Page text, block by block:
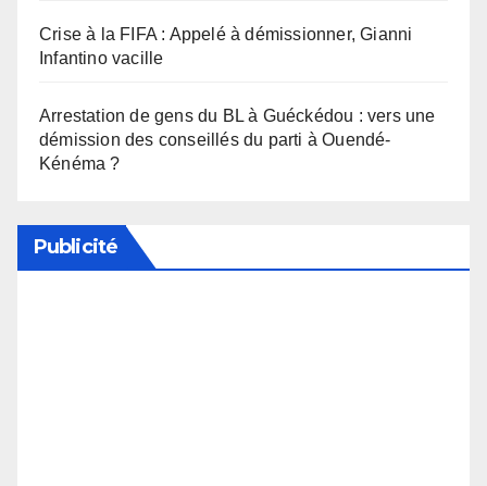
Crise à la FIFA : Appelé à démissionner, Gianni
Infantino vacille
Arrestation de gens du BL à Guéckédou : vers une
démission des conseillés du parti à Ouendé-
Kénéma ?
Publicité